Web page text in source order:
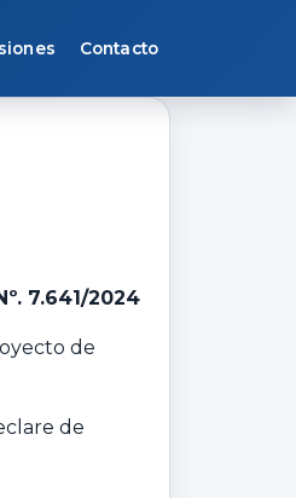
Contacto
7.641/2024
de
de